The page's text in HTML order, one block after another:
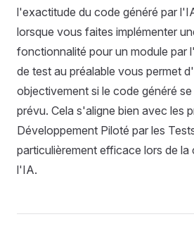
l'exactitude du code généré par
lorsque vous faites implémenter
fonctionnalité pour un module par
de test au préalable vous permet
objectivement si le code généré
prévu. Cela s'aligne bien avec les
Développement Piloté par les
particulièrement efficace lors de
l'IA.